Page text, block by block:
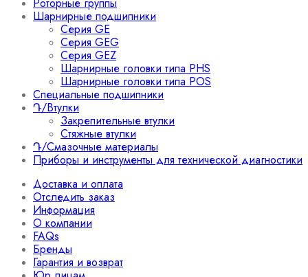
Роторные группы
Шарнирные подшипники
Серия GE
Серия GEG
Серия GEZ
Шарнирные головки типа PHS
Шарнирные головки типа POS
Специальные подшипники
Դ/Втулки
Закрепительные втулки
Стяжные втулки
Դ/Смазочные материалы
Приборы и инструменты для технической диагностики
Доставка и оплата
Отследить заказ
Информация
О компании
FAQs
Бренды
Гарантия и возврат